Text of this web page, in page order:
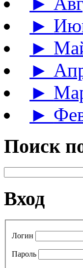
►
►
►
►
►
Поиск
Вход
Логин
Пароль